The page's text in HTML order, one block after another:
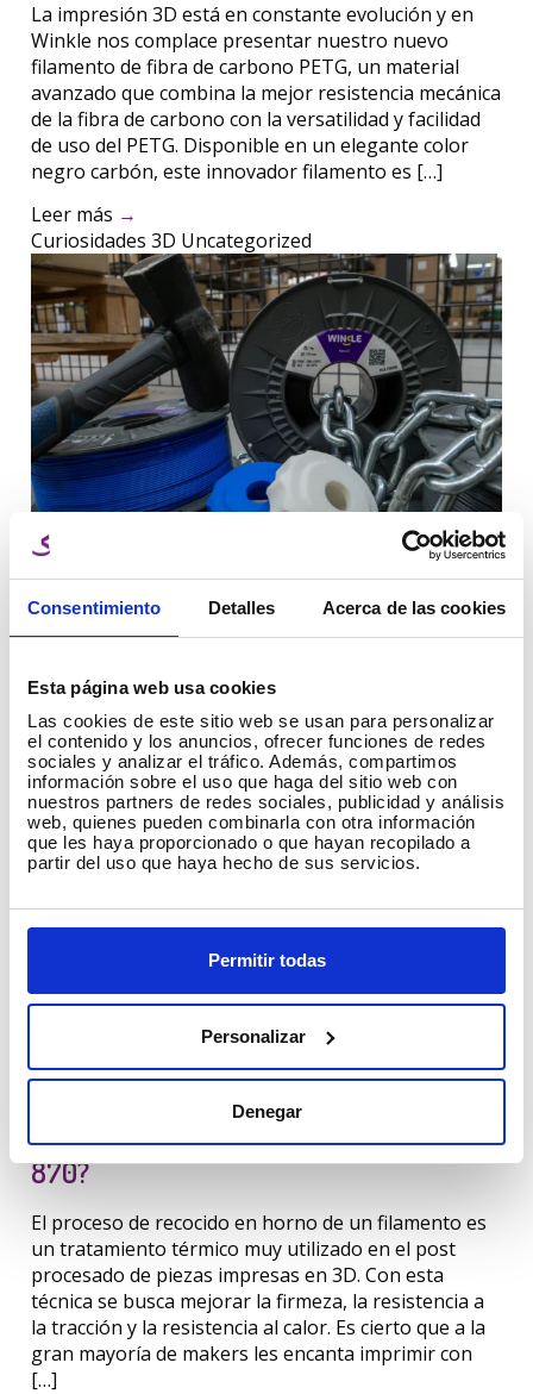
Consentimiento Detalles Acerca de las cookies
Esta página web usa cookies
Las cookies de este sitio web se usan para personalizar
el contenido y los anuncios, ofrecer funciones de redes
sociales y analizar el tráfico. Además, compartimos
información sobre el uso que haga del sitio web con
nuestros partners de redes sociales, publicidad y análisis
web, quienes pueden combinarla con otra información
que les haya proporcionado o que hayan recopilado a
partir del uso que haya hecho de sus servicios.
Permitir todas
Personalizar
Denegar
La impresión 3D está en constante evolución y en
Winkle nos complace presentar nuestro nuevo
filamento de fibra de carbono PETG, un material
avanzado que combina la mejor resistencia mecánica
de la fibra de carbono con la versatilidad y facilidad
de uso del PETG. Disponible en un elegante color
negro carbón, este innovador filamento es […]
Leer más →
Curiosidades 3D Uncategorized
¡Nuevo PLA Tough! Nuestro último
lanzamiento
respuesta a las crecientes demandas de nuestros
clientes. La clave está en satisfacer las necesidades
de resistencia y durabilidad en tus proyectos más
exigentes, proporcionando los resultados que
buscabas. El filamento PLA Tough es uno de los
materiales más utilizados en la impresión 3D debido
a sus cualidades. […]
Curiosidades 3DUncategorized
¿Qué es el proceso de recocido del PLA
870?
El proceso de recocido en horno de un filamento es
un tratamiento térmico muy utilizado en el post
procesado de piezas impresas en 3D. Con esta
técnica se busca mejorar la firmeza, la resistencia a
la tracción y la resistencia al calor. Es cierto que a la
gran mayoría de makers les encanta imprimir con
[…]